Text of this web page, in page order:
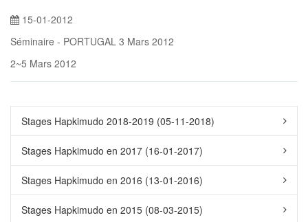
15-01-2012
Séminaire - PORTUGAL 3 Mars 2012
2~5 Mars 2012
Stages Hapkimudo 2018-2019 (05-11-2018)
Stages Hapkimudo en 2017 (16-01-2017)
Stages Hapkimudo en 2016 (13-01-2016)
Stages Hapkimudo en 2015 (08-03-2015)